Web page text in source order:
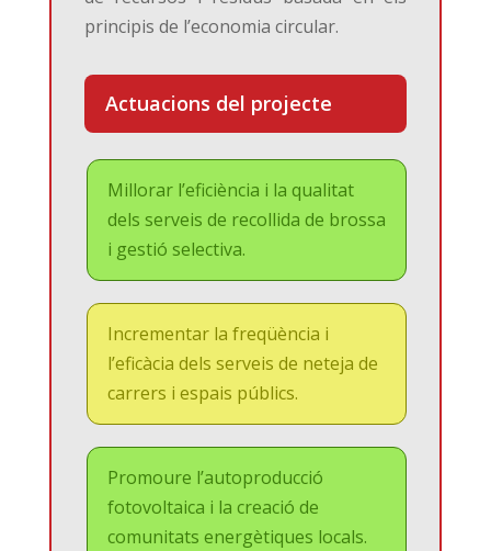
principis de l’economia circular.
Actuacions del projecte
Millorar l’eficiència i la qualitat
dels serveis de recollida de brossa
i gestió selectiva.
Incrementar la freqüència i
l’eficàcia dels serveis de neteja de
carrers i espais públics.
Promoure l’autoproducció
fotovoltaica i la creació de
comunitats energètiques locals.